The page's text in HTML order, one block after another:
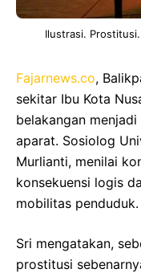
Ilustrasi.
Fajarnews.co,
sekitar Ibu Kota
belakangan
aparat. Sosiolog
Murlianti, menilai
konsekuensi logis
mobilitas penduduk.
Sri mengatakan,
prostitusi